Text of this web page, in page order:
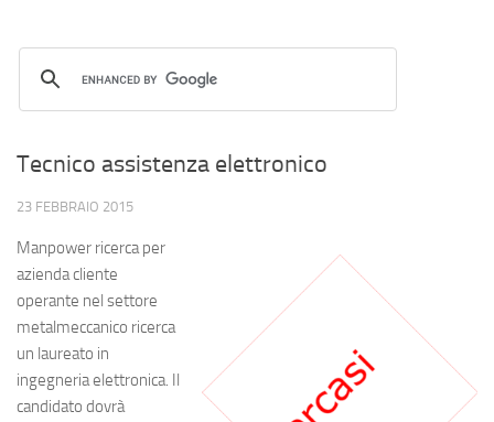
Tecnico assistenza elettronico
23 FEBBRAIO 2015
Manpower ricerca per
azienda cliente
operante nel settore
metalmeccanico ricerca
un laureato in
ingegneria elettronica. Il
candidato dovrà